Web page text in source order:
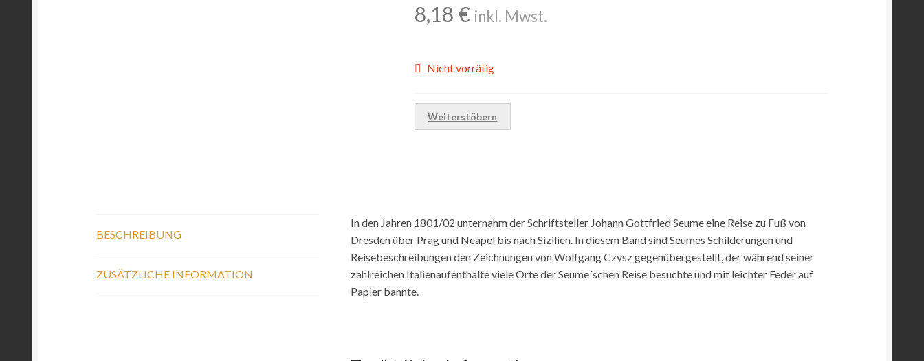
8,18 € inkl. Mwst.
Nicht vorrätig
Weiterstöbern
BESCHREIBUNG
ZUSÄTZLICHE INFORMATION
In den Jahren 1801/02 unternahm der Schriftsteller Johann Gottfried Seume eine Reise zu Fuß von
Dresden über Prag und Neapel bis nach Sizilien. In diesem Band sind Seumes Schilderungen und
Reisebeschreibungen den Zeichnungen von Wolfgang Czysz gegenübergestellt, der während seiner
zahlreichen Italienaufenthalte viele Orte der Seume´schen Reise besuchte und mit leichter Feder auf
Papier bannte.